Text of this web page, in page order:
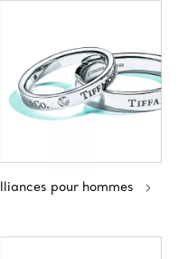
pour hommes